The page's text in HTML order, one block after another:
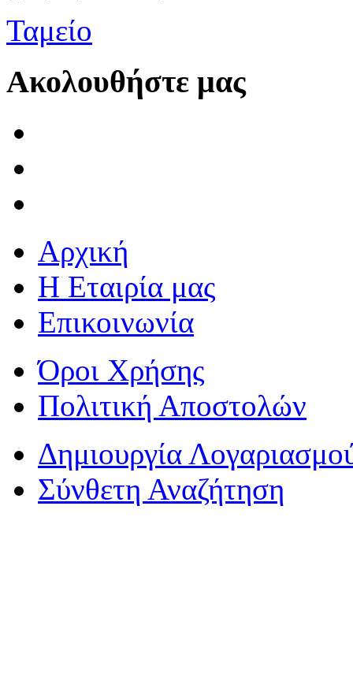
Ταμείο
Ακολουθήστε μας
Αρχική
Η Εταιρία μας
Επικοινωνία
Όροι Χρήσης
Πολιτική Αποστολών
Δημιουργία
Σύνθετη Αναζήτηση